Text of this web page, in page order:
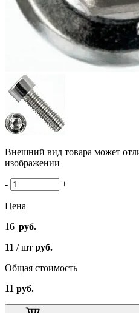
Внешний вид товара может
изображении
- +
Цена
16 руб.
11 / шт руб.
Общая стоимость
11 руб.